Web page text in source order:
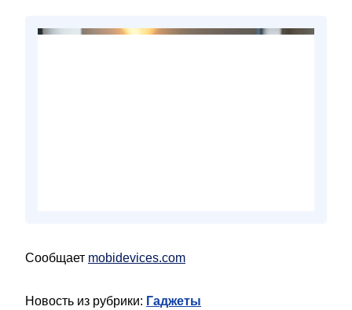
Сообщает mobidevices.com
Новость из рубрики: Гаджеты